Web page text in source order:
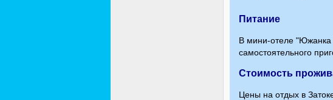
Питание
В мини-отеле "Южанка
самостоятельного
Стоимость
Цены на отдых в